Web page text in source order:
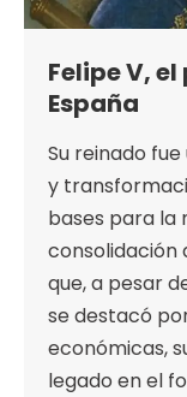
Felipe V,
España
Su reinado
y
bases para la
consolidación
que, a pesar
se destacó
económicas,
legado en el